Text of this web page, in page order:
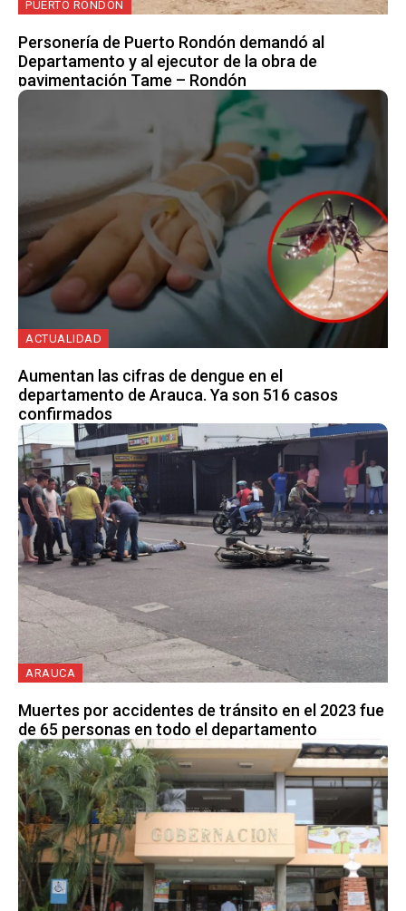
PUERTO RONDÓN
Personería de Puerto Rondón demandó al
Departamento y al ejecutor de la obra de
pavimentación Tame – Rondón
ACTUALIDAD
Aumentan las cifras de dengue en el
departamento de Arauca. Ya son 516 casos
confirmados
ARAUCA
Muertes por accidentes de tránsito en el 2023 fue
de 65 personas en todo el departamento